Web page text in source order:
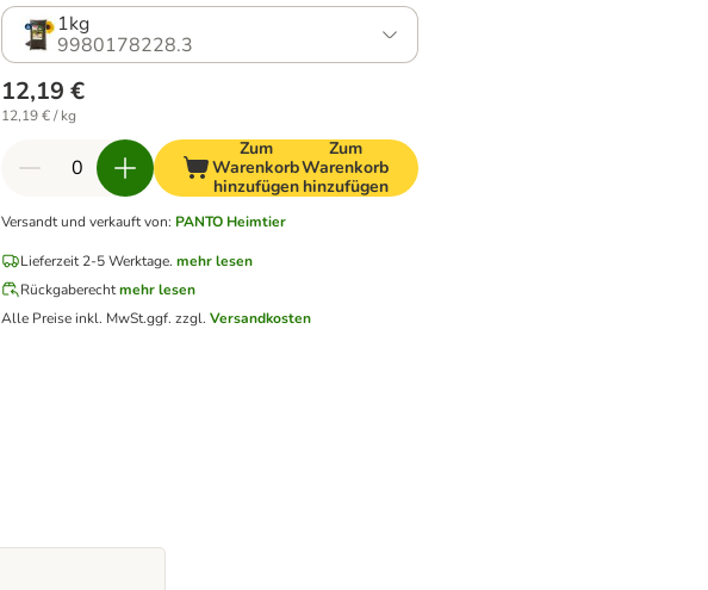
1kg
9980178228.3
12,19 €
12,19 € / kg
Zum
Warenkorb
hinzufügen
Zum
Warenkorb
hinzufügen
Versandt und verkauft von: PANTO Heimtier
Lieferzeit 2-5 Werktage. mehr lesen
Rückgaberechtmehr lesen
Alle Preise inkl. MwSt.ggf. zzgl.Versandkosten